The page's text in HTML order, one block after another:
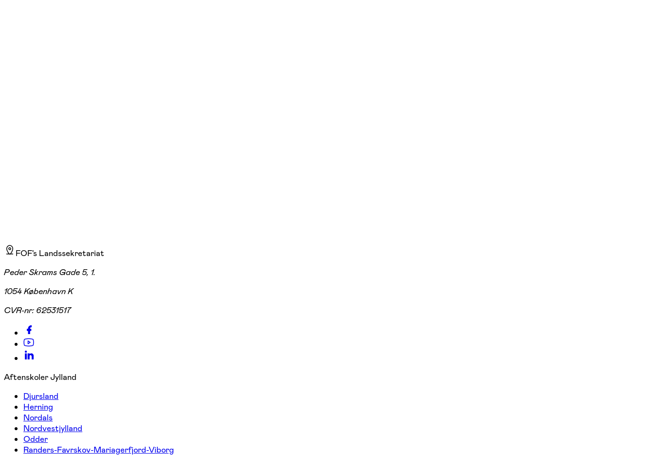
FOF's Landssekretariat
Peder Skrams Gade 5, 1.
1054 København K
CVR-nr: 62531517
Aftenskoler Jylland
Djursland
Herning
Nordals
Nordvestjylland
Odder
Randers-Favrskov-Mariagerfjord-Viborg